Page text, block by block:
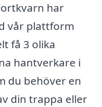
har
vår plattform
få 3 olika
hantverkare i
du behöver en
din trappa eller